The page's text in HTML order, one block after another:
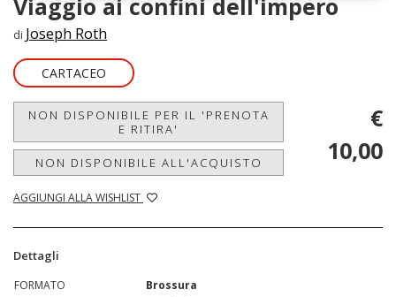
di Joseph Roth
CARTACEO
NON DISPONIBILE PER IL 'PRENOTA
E RITIRA'
NON DISPONIBILE ALL'ACQUISTO
AGGIUNGI ALLA WISHLIST
€
10,00
Dettagli
FORMATO
Brossura